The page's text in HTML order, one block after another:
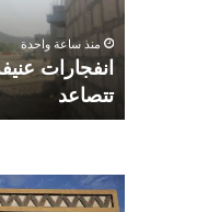
تتصاعد
منذ ساعة واحدة
انفجارات
تتصاعد
صنعاء..
البنك